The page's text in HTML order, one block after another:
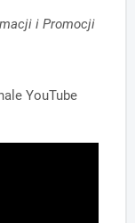
i Promocji
YouTube